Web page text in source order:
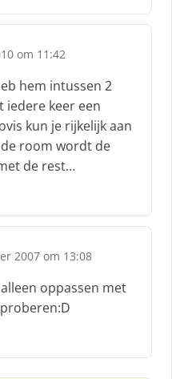
om 11:42
hem intussen 2
iedere keer een
kun je rijkelijk aan
room wordt de
de rest…
2007 om 13:08
oppassen met